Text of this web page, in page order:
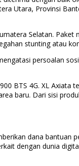
Utara, Provinsi
Selatan. Paket
stunting atau
persoalan
BTS 4G. XL Axiata
baru. Dari sisi
dana bantuan
dengan dunia